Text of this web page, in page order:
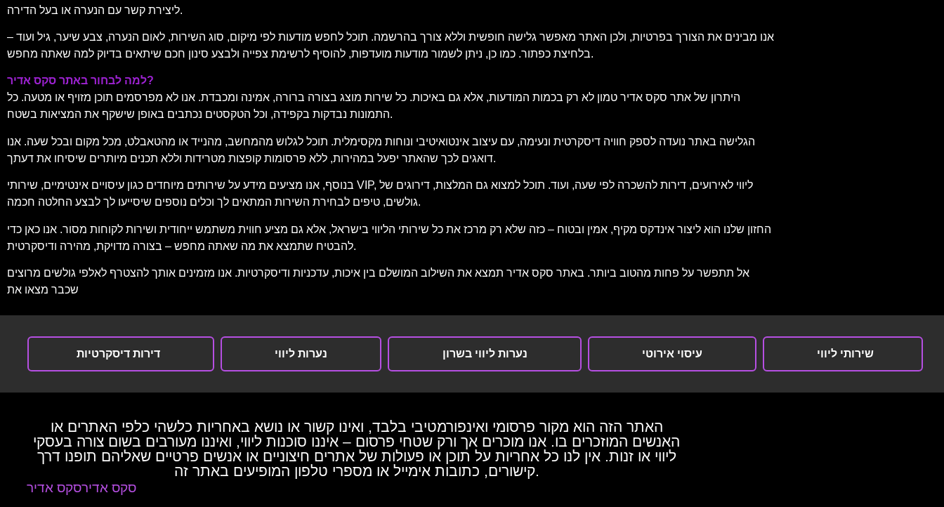
ליצירת קשר עם הנערה או בעל הדירה.
אנו מבינים את הצורך בפרטיות, ולכן האתר מאפשר גלישה חופשית וללא צורך בהרשמה. תוכל לחפש מודעות לפי מיקום, סוג השירות, לאום הנערה, צבע שיער, גיל ועוד –
בלחיצת כפתור. כמו כן, ניתן לשמור מודעות מועדפות, להוסיף לרשימת צפייה ולבצע סינון חכם שיתאים בדיוק למה שאתה מחפש.
למה לבחור באתר סקס אדיר?
היתרון של אתר סקס אדיר טמון לא רק בכמות המודעות, אלא גם באיכות. כל שירות מוצג בצורה ברורה, אמינה ומכבדת. אנו לא מפרסמים תוכן מזויף או מטעה. כל
התמונות נבדקות בקפידה, וכל הטקסטים נכתבים באופן שישקף את המציאות בשטח.
הגלישה באתר נועדה לספק חוויה דיסקרטית ונעימה, עם עיצוב אינטואיטיבי ונוחות מקסימלית. תוכל לגלוש מהמחשב, מהנייד או מהטאבלט, מכל מקום ובכל שעה. אנו
דואגים לכך שהאתר יפעל במהירות, ללא פרסומות קופצות מטרידות וללא תכנים מיותרים שיסיחו את דעתך.
בנוסף, אנו מציעים מידע על שירותים מיוחדים כגון עיסויים אינטימיים, שירותי VIP, ליווי לאירועים, דירות להשכרה לפי שעה, ועוד. תוכל למצוא גם המלצות, דירוגים של
גולשים, טיפים לבחירת השירות המתאים לך וכלים נוספים שיסייעו לך לבצע החלטה חכמה.
החזון שלנו הוא ליצור אינדקס מקיף, אמין ובטוח – כזה שלא רק מרכז את כל שירותי הליווי בישראל, אלא גם מציע חווית משתמש ייחודית ושירות לקוחות מסור. אנו כאן כדי
להבטיח שתמצא את מה שאתה מחפש – בצורה מדויקת, מהירה ודיסקרטית.
אל תתפשר על פחות מהטוב ביותר. באתר סקס אדיר תמצא את השילוב המושלם בין איכות, עדכניות ודיסקרטיות. אנו מזמינים אותך להצטרף לאלפי גולשים מרוצים
שכבר מצאו את
דירות דיסקרטיות נערות ליווי נערות ליווי בשרון עיסוי אירוטי שירותי ליווי
האתר הזה הוא מקור פרסומי ואינפורמטיבי בלבד, ואינו קשור או נושא באחריות כלשהי כלפי האתרים או
האנשים המוזכרים בו. אנו מוכרים אך ורק שטחי פרסום – איננו סוכנות ליווי, ואיננו מעורבים בשום צורה בעסקי
ליווי או זנות. אין לנו כל אחריות על תוכן או פעולות של אתרים חיצוניים או אנשים פרטיים שאליהם תופנו דרך
קישורים, כתובות אימייל או מספרי טלפון המופיעים באתר זה.
סקס אדירסקס אדיר